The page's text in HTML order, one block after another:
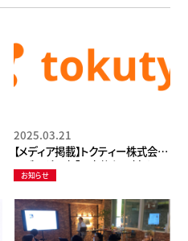
特徴や選び方まで解説」に
【メディア掲載】トクティー株式会社
のブログ記事「代表的な人材サー
ビスの提供企業まとめ【採用転倒
ました。
2025.03.21
お知らせ